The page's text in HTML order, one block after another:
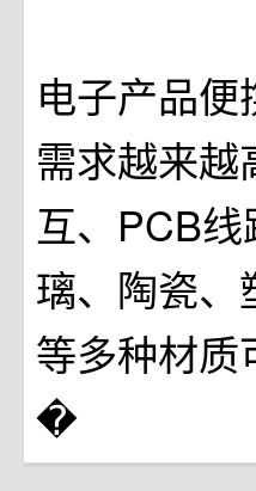
电子产品
需求越来
互、PCB
璃、陶瓷、
等多种材质
�